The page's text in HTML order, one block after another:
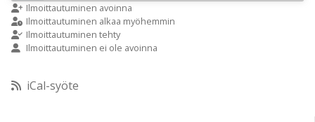
9:00
10:00
11:00
Ilmoittautuminen avoinna
Ilmoittautuminen alkaa myöhemmin
Ilmoittautuminen tehty
Ilmoittautuminen ei ole avoinna
iCal-syöte